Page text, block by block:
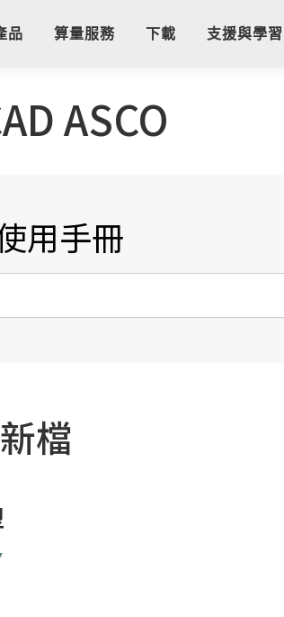
品 算量服務 下載 支援與學習
ASCO
用手冊
檔